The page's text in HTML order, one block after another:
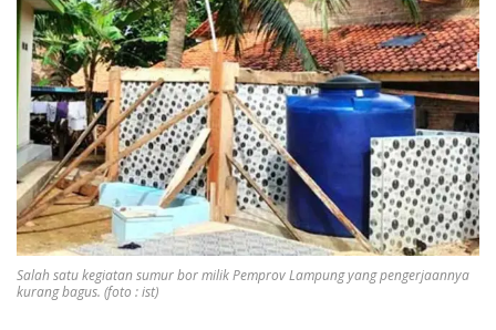
Salah satu kegiatan sumur bor milik Pemprov Lampung yang pengerjaannya
kurang bagus. (foto : ist)